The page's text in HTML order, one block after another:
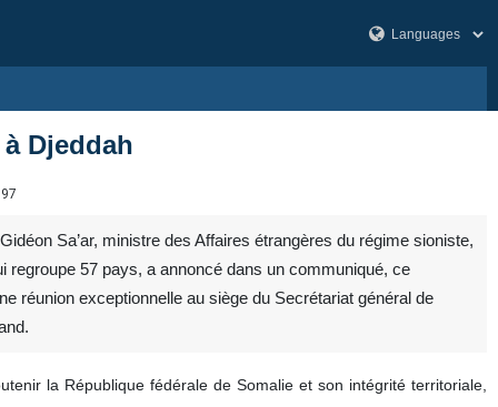
Djeddah
Sa’ar, ministre des Affaires étrangères du régime sioniste,
regroupe 57 pays, a annoncé dans un communiqué, ce
réunion exceptionnelle au siège du Secrétariat général de
la République fédérale de Somalie et son intégrité territoriale,